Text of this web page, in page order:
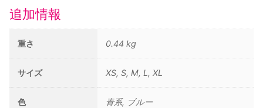
フ
ス
ー
追加情報
重さ 0.44 kg
サイズ XS, S, M, L, XL
色 青系, ブルー